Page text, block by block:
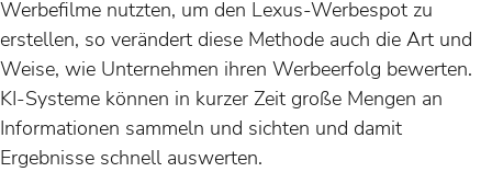
Werbefilme nutzten, um den Lexus-Werbespot zu
erstellen, so verändert diese Methode auch die Art und
Weise, wie Unternehmen ihren Werbeerfolg bewerten.
KI-Systeme können in kurzer Zeit große Mengen an
Informationen sammeln und sichten und damit
Ergebnisse schnell auswerten.